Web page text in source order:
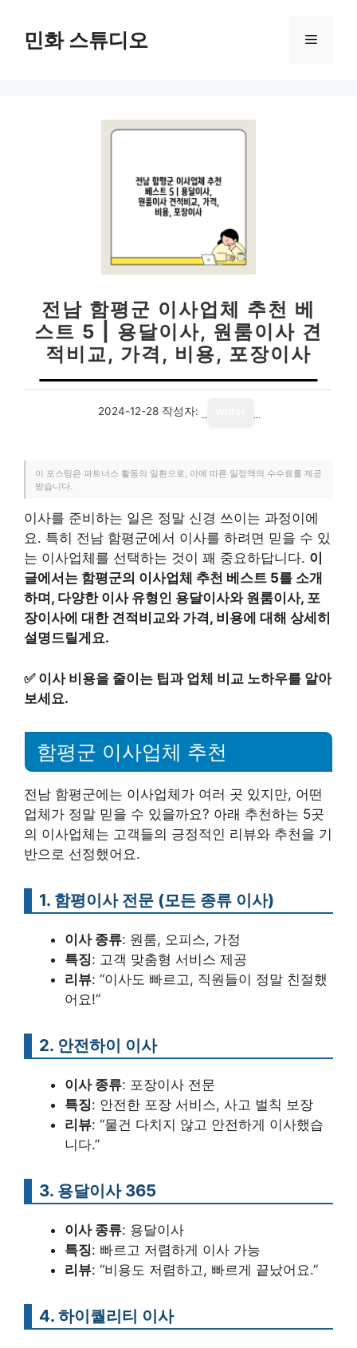
민화 스튜디오 메
전남 함평군 이사업체 추천 베
스트 5 | 용달이사, 원룸이사 견
적비교, 가격, 비용, 포장이사
2024-12-28 작성자:
이 포스팅은 파트너스 활동의 일환으로, 이에 따른 일정액의 수수료를 제공
받습니다.
이사를 준비하는 일은 정말 신경 쓰이는 과정이에
요. 특히 전남 함평군에서 이사를 하려면 믿을 수 있
는 이사업체를 선택하는 것이 꽤 중요하답니다. 이
글에서는 함평군의 이사업체 추천 베스트 5를 소개
하며, 다양한 이사 유형인 용달이사와 원룸이사, 포
장이사에 대한 견적비교와 가격, 비용에 대해 상세히
설명드릴게요.
✅ 이사 비용을 줄이는 팁과 업체 비교 노하우를 알아
보세요.
함평군 이사업체 추천
전남 함평군에는 이사업체가 여러 곳 있지만, 어떤
업체가 정말 믿을 수 있을까요? 아래 추천하는 5곳
의 이사업체는 고객들의 긍정적인 리뷰와 추천을 기
반으로 선정했어요.
1. 함평이사 전문 (모든 종류 이사)
이사 종류: 원룸, 오피스, 가정
특징: 고객 맞춤형 서비스 제공
리뷰: “이사도 빠르고, 직원들이 정말 친절했
어요!”
2. 안전하이 이사
이사 종류: 포장이사 전문
특징: 안전한 포장 서비스, 사고 벌칙 보장
리뷰: “물건 다치지 않고 안전하게 이사했습
니다.”
3. 용달이사 365
이사 종류: 용달이사
특징: 빠르고 저렴하게 이사 가능
리뷰: “비용도 저렴하고, 빠르게 끝났어요.”
4. 하이퀄리티 이사